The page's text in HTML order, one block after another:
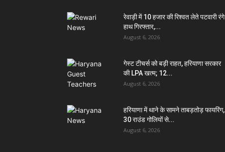
रेवाड़ी में 10 हजार की रिश्वत लेते पटवारी रंगे
हाथ गिरफ्तार,...
August 6, 2026
गेस्ट टीचर्स को बड़ी राहत, हरियाणा सरकार
की LPA खत्म; 12...
August 6, 2026
हरियाणा में थाने के सामने ताबड़तोड़ फायरिंग,
30 राउंड गोलियों से...
August 6, 2026